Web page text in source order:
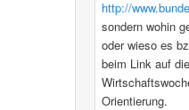
http://
sondern wohin
oder wieso es
beim Link auf
Orientierung.